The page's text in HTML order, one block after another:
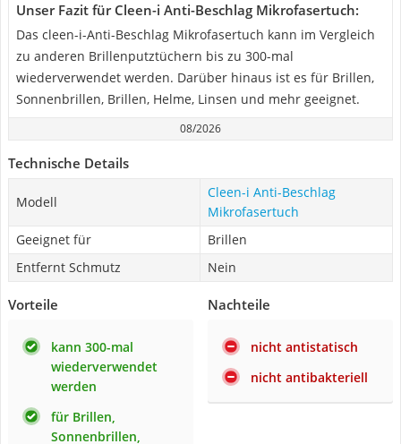
Unser Fazit für Cleen-i Anti-Beschlag Mikrofasertuch:
Das cleen-i-Anti-Beschlag Mikrofasertuch kann im Vergleich
zu anderen Brillenputztüchern bis zu 300-mal
wiederverwendet werden. Darüber hinaus ist es für Brillen,
Sonnenbrillen, Brillen, Helme, Linsen und mehr geeignet.
08/2026
Technische Details
Modell
Cleen-i Anti-Beschlag
Mikrofasertuch
Geeignet für
Brillen
Entfernt Schmutz
Nein
Vorteile
kann 300-mal
wiederverwendet
werden
für Brillen,
Sonnenbrillen,
Nachteile
nicht antistatisch
nicht antibakteriell